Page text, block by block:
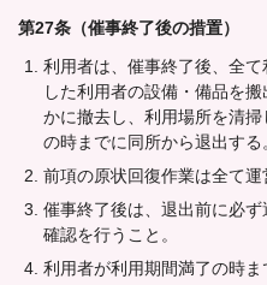
第27条（催事終了後の措置）
利用者は、催事終了後、全
した利用者の設備・備品を
かに撤去し、利用場所を清
の時までに同所から退出する
前項の原状回復作業は全て運
催事終了後は、退出前に必
確認を行うこと。
利用者が利用期間満了の時